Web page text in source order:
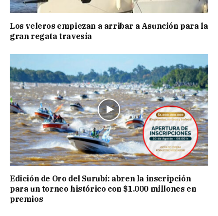
Los veleros empiezan a arribar a Asunción para la
gran regata travesía
Edición de Oro del Surubí: abren la inscripción
para un torneo histórico con $1.000 millones en
premios